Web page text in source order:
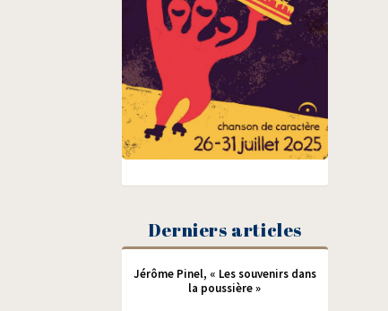
Derniers articles
Jérôme Pinel, « Les souvenirs dans
la poussière »